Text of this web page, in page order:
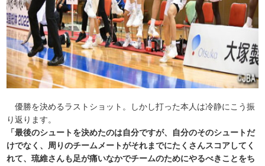
優勝を決めるラストショット。しかし打った本人は冷静にこう振
り返ります。
「最後のシュートを決めたのは自分ですが、自分のそのシュートだ
けでなく、周りのチームメートがそれまでにたくさんスコアしてく
れて、琉維さんも足が痛いなかでチームのためにやるべきことをち